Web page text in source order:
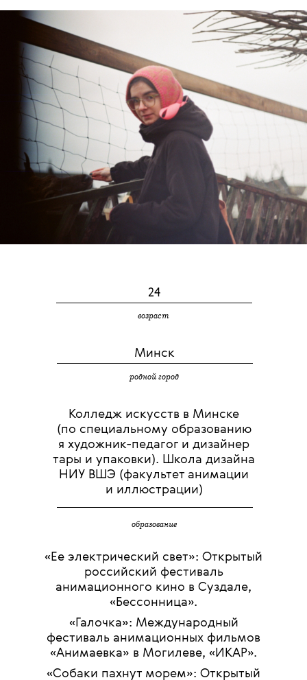
24
возраст
Минск
родной город
Колледж искусств в Минске
(по специальному образованию
я художник-педагог и дизайнер
тары и упаковки). Школа дизайна
НИУ ВШЭ (факультет анимации
и иллюстрации)
образование
«Ее электрический свет»: Открытый
российский фестиваль
анимационного кино в Суздале,
«Бессонница».
«Галочка»: Международный
фестиваль анимационных фильмов
«Анимаевка» в Могилеве, «ИКАР».
«Собаки пахнут морем»: Открытый